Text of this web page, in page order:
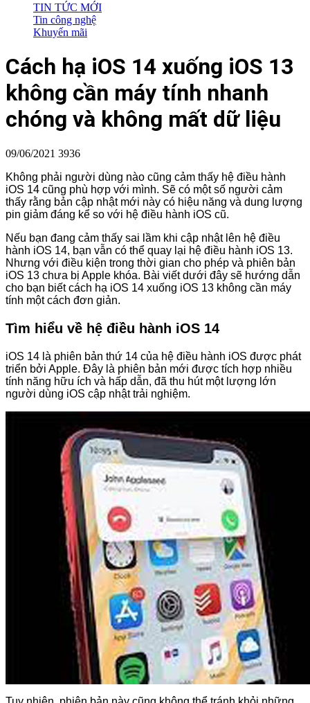
TIN TỨC MỚI
Tin công nghệ
Khuyến mãi
Cách hạ iOS 14 xuống iOS 13
không cần máy tính nhanh
chóng và không mất dữ liệu
09/06/2021 3936
Không phải người dùng nào cũng cảm thấy hệ điều hành
iOS 14 cũng phù hợp với mình. Sẽ có một số người cảm
thấy rằng bản cập nhật mới này có hiệu năng và dung lượng
pin giảm đáng kể so với hệ điều hành iOS cũ.
Nếu bạn đang cảm thấy sai lầm khi cập nhật lên hệ điều
hành iOS 14, bạn vẫn có thể quay lại hệ điều hành iOS 13.
Nhưng với điều kiện trong thời gian cho phép và phiên bản
iOS 13 chưa bị Apple khóa. Bài viết dưới đây sẽ hướng dẫn
cho bạn biết cách hạ iOS 14 xuống iOS 13 không cần máy
tính một cách đơn giản.
Tìm hiểu về hệ điều hành iOS 14
iOS 14 là phiên bản thứ 14 của hệ điều hành iOS được phát
triển bởi Apple. Đây là phiên bản mới được tích hợp nhiều
tính năng hữu ích và hấp dẫn, đã thu hút một lượng lớn
người dùng iOS cập nhật trải nghiệm.